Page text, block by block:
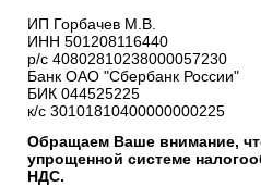
ИП Горбачев М.В.
ИНН 501208116440
р/с 40802810238000057230
Банк ОАО "Сбербанк России"
БИК 044525225
к/с 30101810400000000225
Обращаем Ваше внимание,
упрощенной системе
НДС.